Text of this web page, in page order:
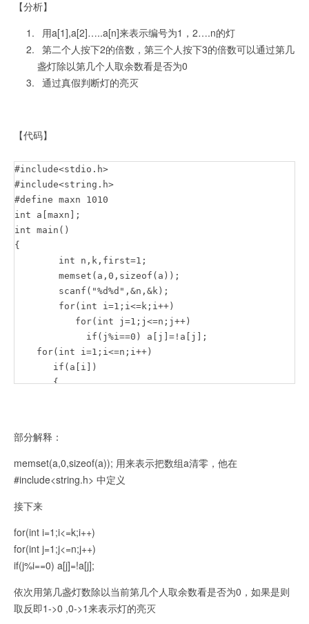
【分析】
用a[1],a[2]…..a[n]来表示编号为1，2….n的灯
第二个人按下2的倍数，第三个人按下3的倍数可以通过第几
盏灯除以第几个人取余数看是否为0
通过真假判断灯的亮灭
【代码】
#include<stdio.h>
#include<string.h>
#define maxn 1010
int a[maxn];
int main()
{
    for(int i=1;i<=n;i++)
       if(a[i])
       {
printf(" ");
     printf("\n");
    return 0;
部分解释：
memset(a,0,sizeof(a)); 用来表示把数组a清零，他在
#include<string.h> 中定义
接下来
for(int i=1;i<=k;i++)
for(int j=1;j<=n;j++)
if(j%i==0) a[j]=!a[j];
依次用第几盏灯数除以当前第几个人取余数看是否为0，如果是则
取反即1->0 ,0->1来表示灯的亮灭